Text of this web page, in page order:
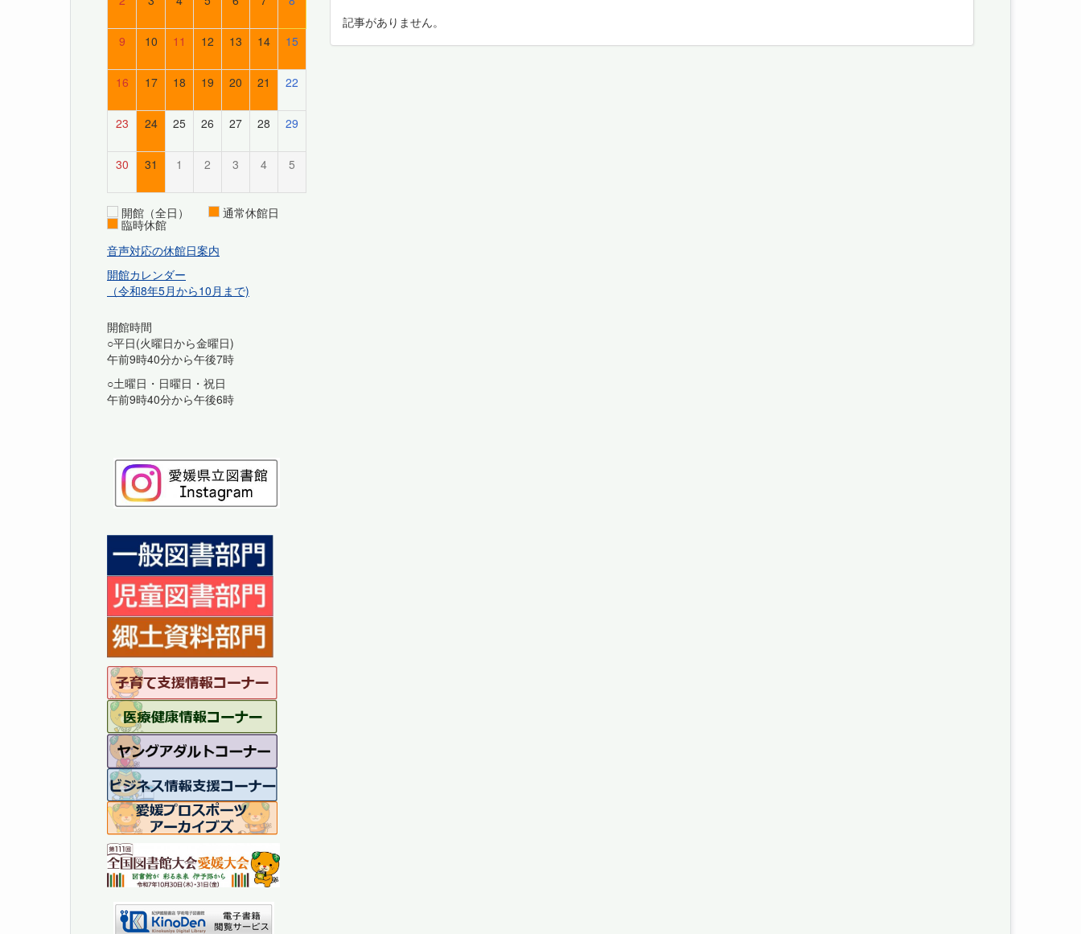
記事がありません。
9 10 11 12 13 14 15
16 17 18 19 20 21 22
23 24 25 26 27 28 29
30 31 1 2 3 4 5
開館（全日） 通常休館日
臨時休館
音声対応の休館日案内
開館カレンダー
（令和8年5月から10月まで)
開館時間
○平日(火曜日から金曜日)
午前9時40分から午後7時
○土曜日・日曜日・祝日
午前9時40分から午後6時